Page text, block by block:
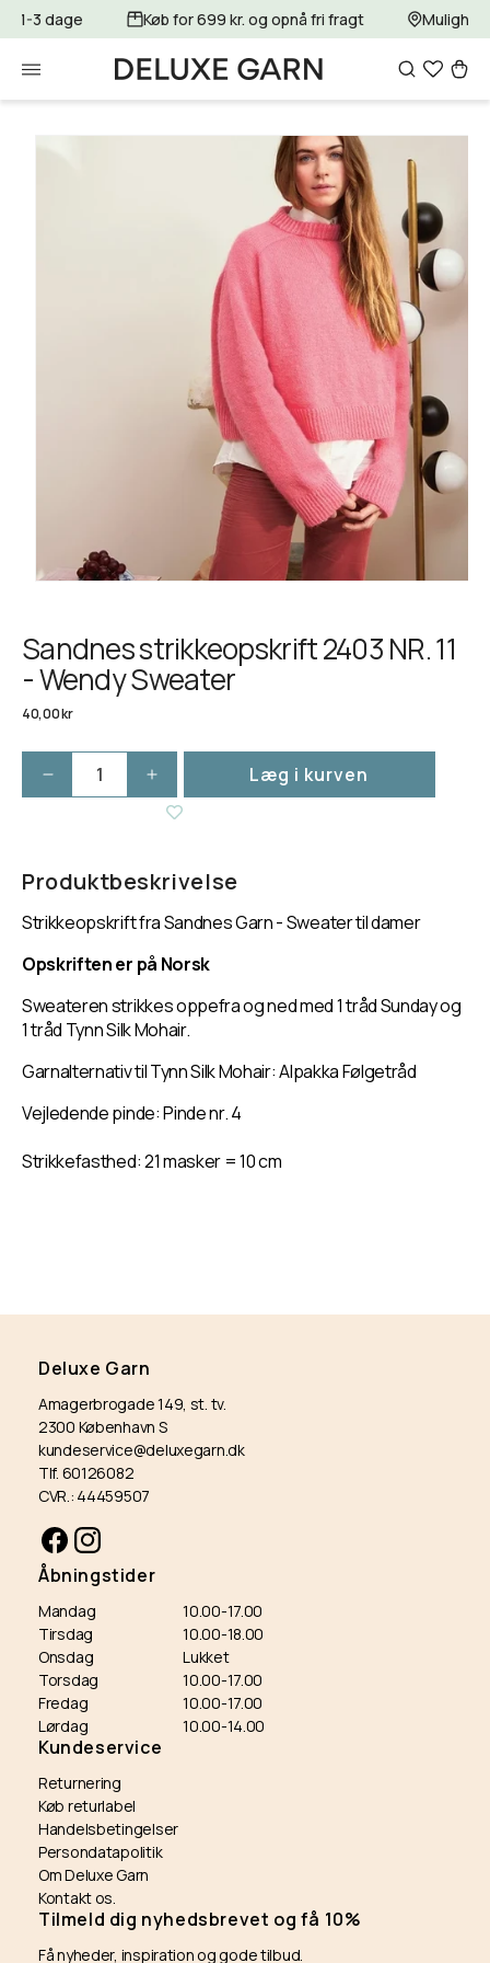
Gå til
indhold
1-3 dage Køb for 699 kr. og opnå fri fragt
Gå til
Sandnes strikkeopskrift 2403 NR. 11
- Wendy Sweater
Normalpris
40,00 kr
Reducer
strikkeopskrift
NR.
-
Sweater
Øg
antallet
strikkeopskrift
NR.
-
Sweater
Læg i kurven
Produktbeskrivelse
Strikkeopskrift fra Sandnes Garn - Sweater til damer
Opskriften er på Norsk
Sweateren strikkes oppefra og ned med 1 tråd Sunday og
1 tråd Tynn Silk Mohair.
Garnalternativ til Tynn Silk Mohair: Alpakka Følgetråd
Vejledende pinde: Pinde nr. 4
Strikkefasthed: 21 masker = 10 cm
Deluxe Garn
Amagerbrogade 149, st. tv.
2300 København S
kundeservice@deluxegarn.dk
Tlf. 60126082
CVR.: 44459507
Facebook
Åbningstider
Mandag
10.00-17.00
Tirsdag
10.00-18.00
Onsdag
Lukket
Torsdag
10.00-17.00
Fredag
10.00-17.00
Lørdag
10.00-14.00
Kundeservice
Returnering
Køb returlabel
Handelsbetingelser
Persondatapolitik
Om Deluxe Garn
Kontakt os.
Tilmeld dig nyhedsbrevet og få 10%
Få nyheder, inspiration og gode tilbud.